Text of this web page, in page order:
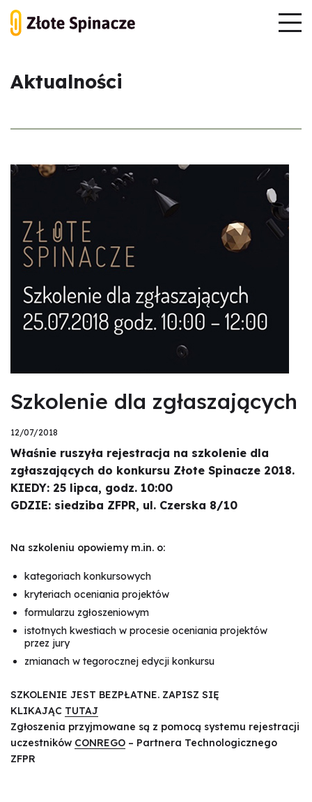
Aktualności
Szkolenie dla zgłaszających
12/07/2018
Właśnie ruszyła rejestracja na szkolenie dla
zgłaszających do konkursu Złote Spinacze 2018.
KIEDY: 25 lipca, godz. 10:00
GDZIE: siedziba ZFPR, ul. Czerska 8/10
Na szkoleniu opowiemy m.in. o:
kategoriach konkursowych
kryteriach oceniania projektów
formularzu zgłoszeniowym
istotnych kwestiach w procesie oceniania projektów
przez jury
zmianach w tegorocznej edycji konkursu
SZKOLENIE JEST BEZPŁATNE. ZAPISZ SIĘ
KLIKAJĄC TUTAJ
Zgłoszenia przyjmowane są z pomocą systemu rejestracji
uczestników CONREGO – Partnera Technologicznego
ZFPR